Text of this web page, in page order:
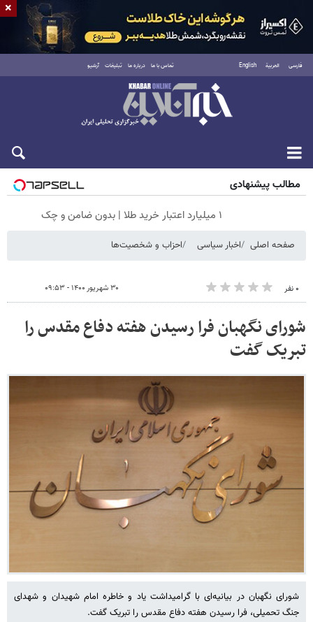
فارسی العربية English تماس با ما درباره ما تبلیغات آرشیو
شنبه ۱۷ مرداد ۱۴۰۵
مطالب پیشنهادی
۱ میلیارد اعتبار خرید طلا | بدون ضامن و چک
صفحه اصلی اخبار سیاسی احزاب و شخصیت‌ها
۰ نفر ۳۰ شهریور ۱۴۰۰ - ۰۹:۵۳
شورای نگهبان فرا رسیدن هفته دفاع مقدس را
تبریک گفت
شورای نگهبان در بیانیه‌ای با گرامیداشت یاد و خاطره امام شهیدان و شهدای
جنگ تحمیلی، فرا رسیدن هفته دفاع مقدس را تبریک گفت.
×